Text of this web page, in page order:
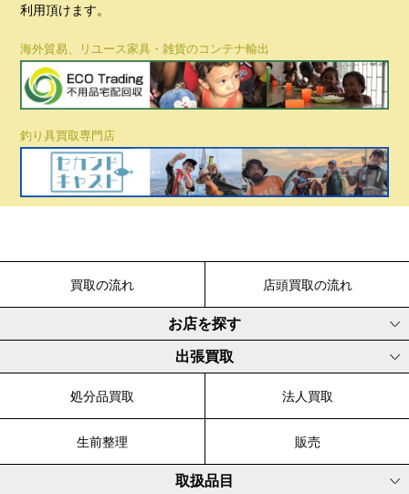
利用頂けます。
海外貿易、リユース家具・雑貨のコンテナ輸出
釣り具買取専門店
買取の流れ 店頭買取の流れ
お店を探す
出張買取
処分品買取 法人買取
生前整理 販売
取扱品目